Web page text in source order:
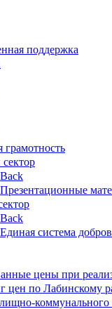
поддержка
Back
Презентационные
Back
Единая система
цены при
цен по Лабинскому
коммунального